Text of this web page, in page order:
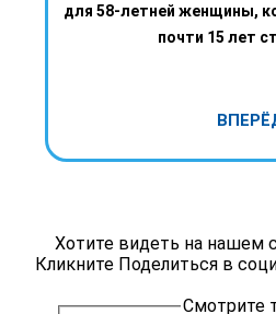
для 58-летней женщины,
почти 15 лет
Хотите видеть на нашем
Кликните Поделиться в
Смотрите